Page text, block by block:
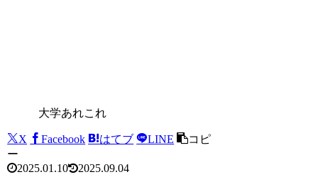
大学あれこれ
X Facebook はてブ LINE
コピ
ー
2025.01.10
2025.09.04